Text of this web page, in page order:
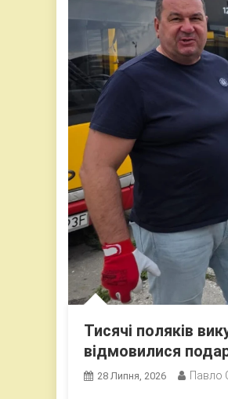
Тисячі поляків
відмовилися
28 Липня, 2026 Павло